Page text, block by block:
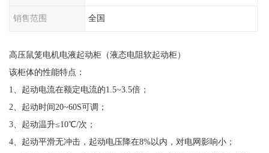
销售范围 全国
高压鼠笼电机电液起动柜（液态电阻软起动柜）
该柜体的性能特点：
1、起动电流在额定电流的1.5~3.5倍；
2、起动时间20~60S可调；
3、起动温升≤10℃/次；
4、起动平滑无冲击，起动电压降在8%以内，对电网影响小；